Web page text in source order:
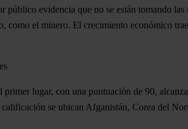
público evidencia que no se están tomando
como el minero. El crecimiento económico
primer lugar, con una puntuación de 90,
se ubican Afganistán, Corea del